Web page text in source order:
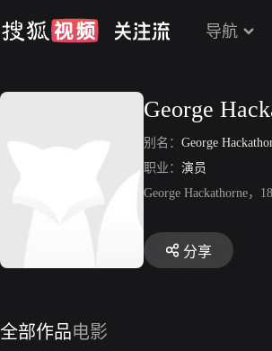
导航
George
别名： George
职业： 演员
George Hackathorne
分享
全部作品电影